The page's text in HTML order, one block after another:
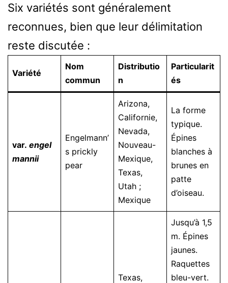
Six variétés sont généralement
reconnues, bien que leur délimitation
reste discutée :
Variété
Nom
commun
Distributio
n
Particularit
és
var. engel
mannii
Engelmann’
s prickly
pear
Arizona,
Californie,
Nevada,
Nouveau-
Mexique,
Texas,
Utah ;
Mexique
La forme
typique.
Épines
blanches à
brunes en
patte
d’oiseau.
Texas,
Jusqu’à 1,5
m. Épines
jaunes.
Raquettes
bleu-vert.